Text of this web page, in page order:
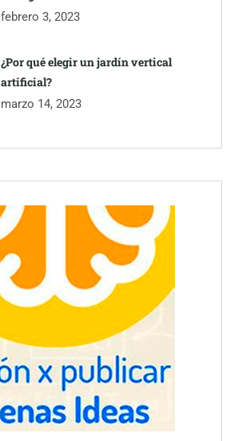
febrero 3, 2023
¿Por qué elegir un jardín vertical
artificial?
marzo 14, 2023